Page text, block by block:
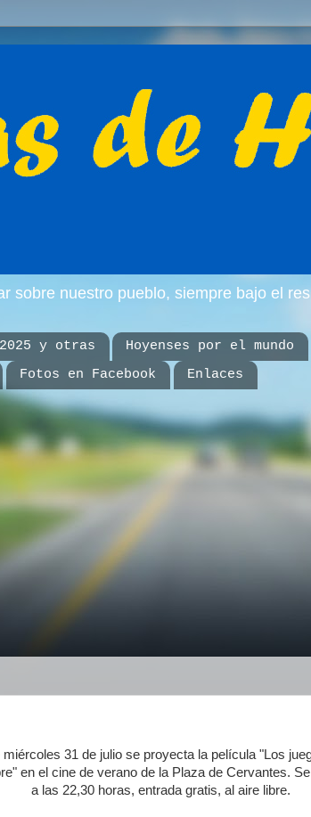
sobre nuestro pueblo, siempre bajo el
y otras Hoyenses por el mundo
Fotos en Facebook Enlaces
miércoles 31 de julio se proyecta la película "Los
en el cine de verano de la Plaza de Cervantes.
a las 22,30 horas, entrada gratis, al aire libre.